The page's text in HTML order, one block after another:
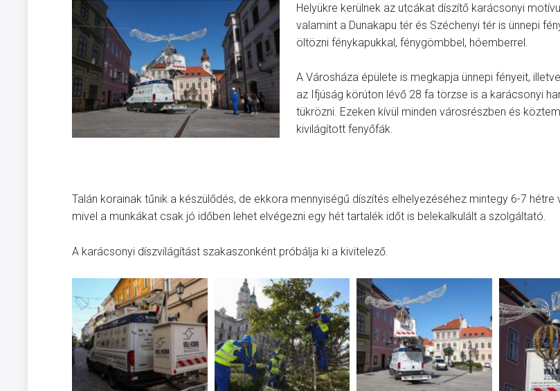
Helyükre kerülnek az utcákat díszítő karácsonyi
valamint a Dunakapu tér és Széchenyi tér is ünnepi
öltözni fénykapukkal, fénygömbbel, hóemberrel.
A Városháza épülete is megkapja ünnepi fényeit,
az Ifjúság körúton lévő 28 fa törzse is a karácsonyi
tükrözni. Ezeken kívül minden városrészben és
kivilágított fenyőfák.
Talán korainak tűnik a készülődés, de ekkora mennyiségű díszítés elhelyezéséhez mintegy 6-7 hétre
mivel a munkákat csak jó időben lehet elvégezni egy hét tartalék időt is belekalkulált a szolgáltató.
A karácsonyi díszvilágítást szakaszonként próbálja ki a kivitelező.